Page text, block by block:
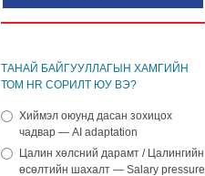
ТАНАЙ БАЙГУУЛЛАГЫН ХАМГИЙН
ТОМ HR СОРИЛТ ЮУ ВЭ?
Хиймэл оюунд дасан зохицох
чадвар — AI adaptation
Цалин хөлсний дарамт / Цалингийн
өсөлтийн шахалт — Salary pressure